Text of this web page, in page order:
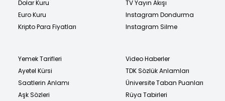
Dolar Kuru
Euro Kuru
Kripto Para Fiyatları
TV Yayın Akışı
Instagram Dondurma
Instagram Silme
Yemek Tarifleri
Ayetel Kürsi
Saatlerin Anlamı
Aşk Sözleri
Video Haberler
TDK Sözlük Anlamları
Üniversite Taban Puanları
Rüya Tabirleri